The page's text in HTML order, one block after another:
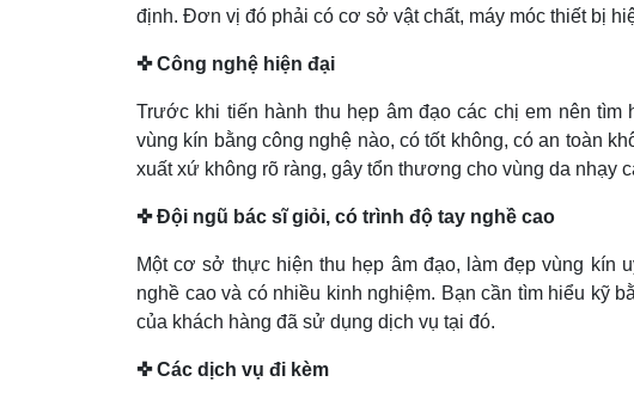
định. Đơn vị đó phải có cơ sở vật chất, máy móc thiết bị
✜ Công nghệ hiện đại
Trước khi tiến hành thu hẹp âm đạo các chị em nên
vùng kín bằng công nghệ nào, có tốt không, có an toàn
xuất xứ không rõ ràng, gây tổn thương cho vùng da nhạy
✜ Đội ngũ bác sĩ giỏi, có trình độ tay nghề cao
Một cơ sở thực hiện thu hẹp âm đạo, làm đẹp vùng kín
nghề cao và có nhiều kinh nghiệm. Bạn cần tìm hiểu kỹ
của khách hàng đã sử dụng dịch vụ tại đó.
✜ Các dịch vụ đi kèm